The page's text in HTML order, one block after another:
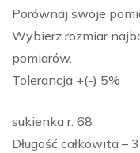
Porównaj swoje
Wybierz rozmiar
pomiarów.
Tolerancja +(-) 5%
sukienka r. 68
Długość całkowita –